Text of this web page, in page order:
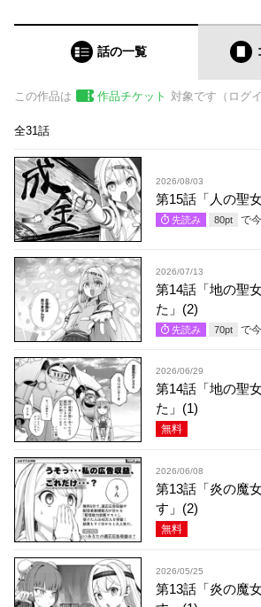
話の一覧
この作品は 作品チケット 対象です（ログ
全31話
2026/08/03
第15話「人の聖
先読み 80pt で
2026/07/13
第14話「地の聖
た」(2)
先読み 70pt で
2026/06/29
第14話「地の聖
た」(1)
無料
2026/06/08
第13話「炎の魔
す」(2)
無料
2026/05/25
第13話「炎の魔